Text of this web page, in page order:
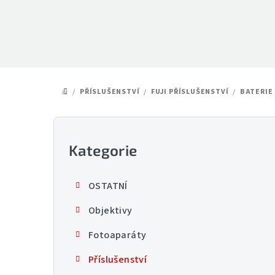
DOMŮ
/ PŘÍSLUŠENSTVÍ / FUJI PŘÍSLUŠENSTVÍ / BATERIE
P
Přeskočit
kategorie
Kategorie
OSTATNÍ
Objektivy
Fotoaparáty
Příslušenství